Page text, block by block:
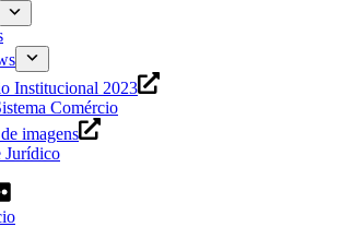
Institucional 2023
Comércio
imagens
Jurídico